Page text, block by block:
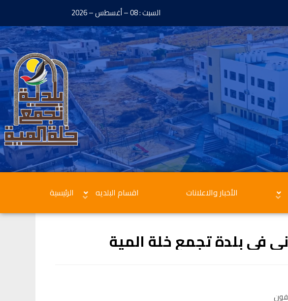
السبت : 08 – أغسطس – 2026
الأخبار والاعلانات اقسام البلديه الرئيسية
في بلدة تجمع خلة المية